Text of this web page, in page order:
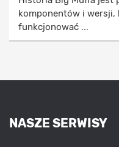
komponentów i wersji,
funkcjonować ...
NASZE SERWISY